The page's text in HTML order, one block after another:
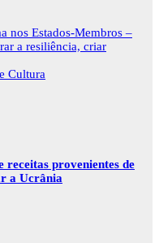
nos Estados-Membros –
a resiliência, criar
Cultura
receitas provenientes de
a Ucrânia